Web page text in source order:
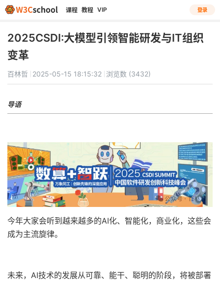
课程 教程 VIP 登录
2025CSDI:大模型引领智能研发与IT组织
变革
百林哲 2025-05-15 18:15:32 浏览数 (3432)
导语
今年大家会听到越来越多的AI化、智能化，商业化，这些会
成为主流旋律。
未来，AI技术的发展从可靠、能干、聪明的阶段，将被部署